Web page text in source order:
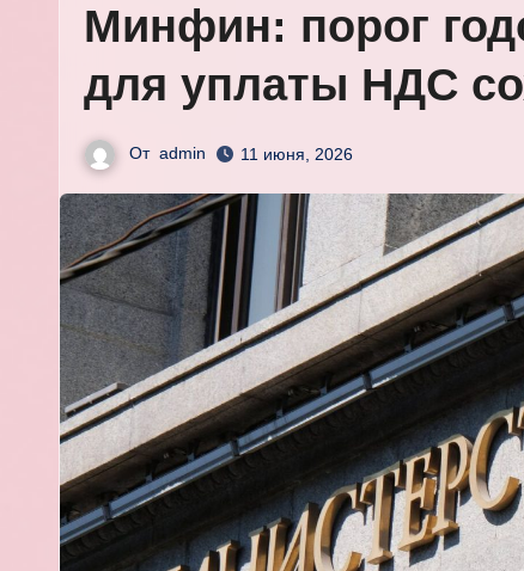
Минфин: порог
для уплаты НДС
От admin 11 июня, 2026